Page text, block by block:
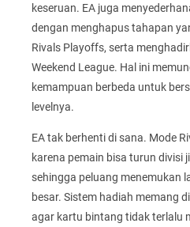
keseruan. EA juga
dengan menghapus tahapan
Rivals Playoffs, serta
Weekend League. Hal ini
kemampuan berbeda untuk
levelnya.
EA tak berhenti di sana. Mode
karena pemain bisa turun divisi
sehingga peluang menemukan
besar. Sistem hadiah memang
agar kartu bintang tidak terlalu